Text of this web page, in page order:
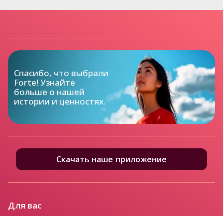
Спасибо, что выбрали
Forte! Узнайте
больше о нашей
истории и ценностях.
Скачать наше приложение
Для вас